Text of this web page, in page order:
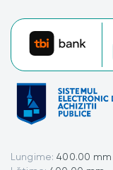
Lungime: 400.00 mm